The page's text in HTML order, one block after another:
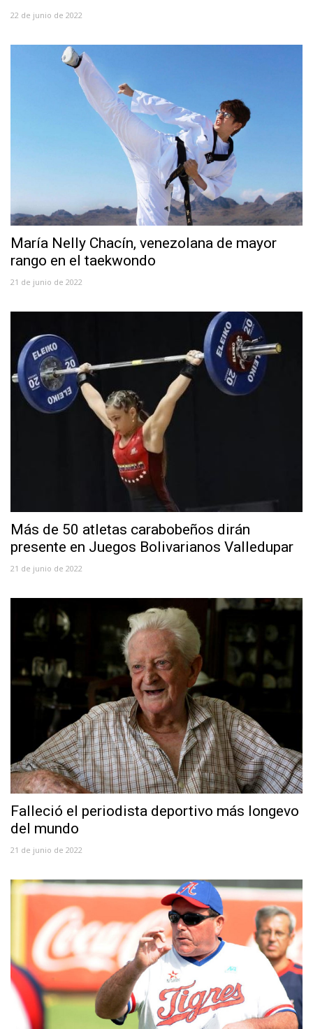
22 de junio de 2022
María Nelly Chacín, venezolana de mayor
rango en el taekwondo
21 de junio de 2022
Más de 50 atletas carabobeños dirán
presente en Juegos Bolivarianos Valledupar
21 de junio de 2022
Falleció el periodista deportivo más longevo
del mundo
21 de junio de 2022